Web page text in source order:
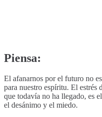
Piensa:
El afanarnos por el futuro no
para nuestro espíritu. El estrés
que todavía no ha llegado, es
el desánimo y el miedo.